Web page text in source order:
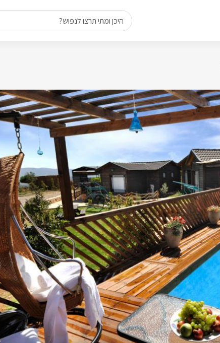
היכן ומתי תרצו לנפוש?